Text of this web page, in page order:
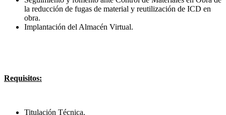
la reducción de fugas de material y reutilización de ICD en
obra.
Implantación del Almacén Virtual.
Requisitos:
Titulación Técnica.